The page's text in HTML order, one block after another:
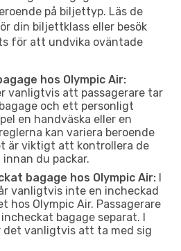
på biljettyp. Läs de
din biljettklass eller besök
för att undvika oväntade
hos Olympic Air:
vanligtvis att passagerare tar
och ett personligt
en handväska eller en
kan variera beroende
är viktigt att kontrollera de
du packar.
bagage hos Olympic Air: I
vanligtvis inte en incheckad
hos Olympic Air. Passagerare
bagage separat. I
det vanligtvis att ta med sig